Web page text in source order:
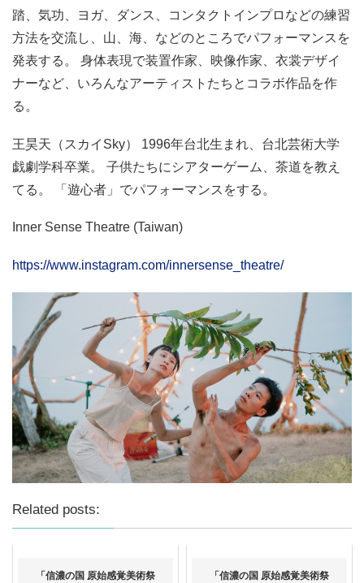
踏、気功、ヨガ、ダンス、コンタクトインプロなどの練習
方法を交流し、山、海、などのところでパフォーマンスを
発表する。 身体表現で装置作家、映像作家、衣裳デザイ
ナーなど、いろんなアーティストたちとコラボ作品を作
る。
王昊天（スカイSky） 1996年台北生まれ、台北芸術大学
戯劇学科卒業。 子供たちにシアターゲーム、茶道を教え
てる。 「遊心者」でパフォーマンスをする。
Inner Sense Theatre (Taiwan)
https://www.instagram.com/innersense_theatre/
Related posts:
「信濃の国 原始感覚美術祭
「信濃の国 原始感覚美術祭